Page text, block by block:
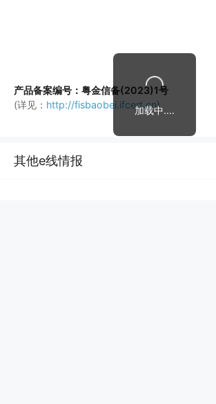
产品备案编号：粤金信备(2023)1号
(详见： http://fisbaobei.ifcert.cn)
其他e线情报
加载中....